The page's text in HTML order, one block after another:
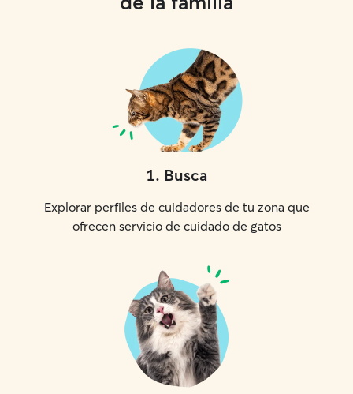
1. Busca
Explorar perfiles de cuidadores de tu zona que
ofrecen servicio de cuidado de gatos